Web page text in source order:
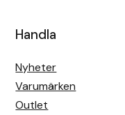
Handla
Nyheter
Varumärken
Outlet